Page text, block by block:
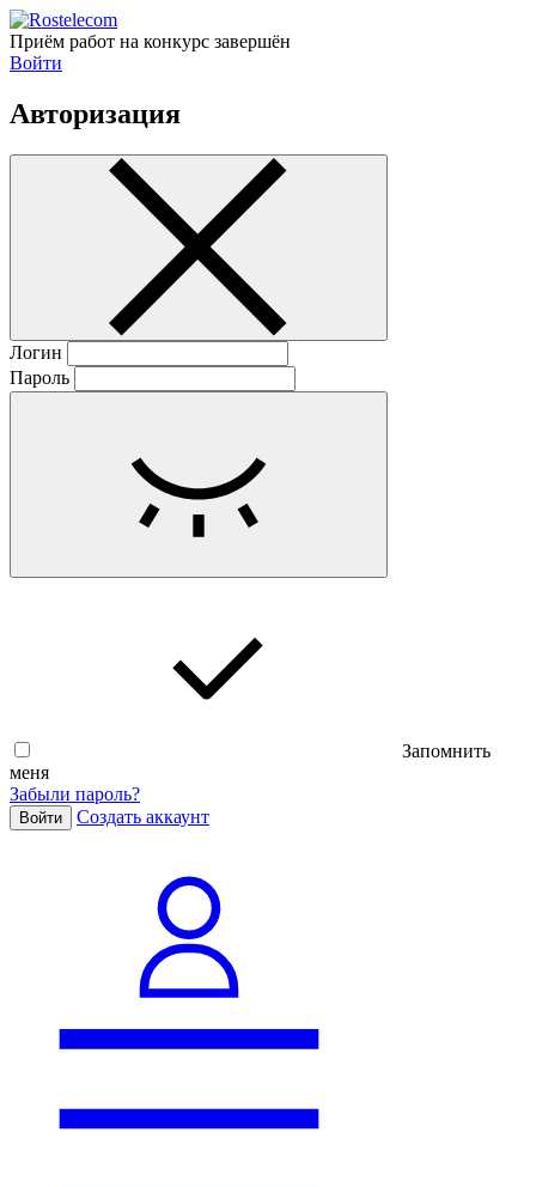
Приём работ на конкурс завершён
Войти
Авторизация
Логин
Пароль
Запомнить
меня
Забыли пароль?
Войти Cоздать аккаунт